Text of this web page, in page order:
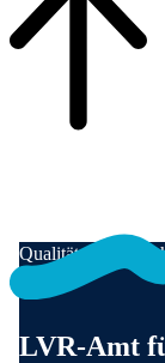
Qualität für
LVR-Amt